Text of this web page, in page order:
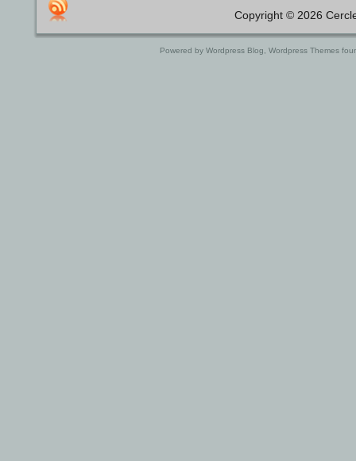
Copyright © 2026
Powered by Wordpress Blog, Wordpress Themes